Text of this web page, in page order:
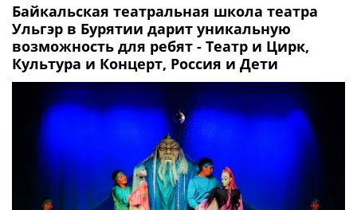
Байкальская театральная школа театра
Ульгэр в Бурятии дарит уникальную
возможность для ребят - Театр и Цирк,
Культура и Концерт, Россия и Дети